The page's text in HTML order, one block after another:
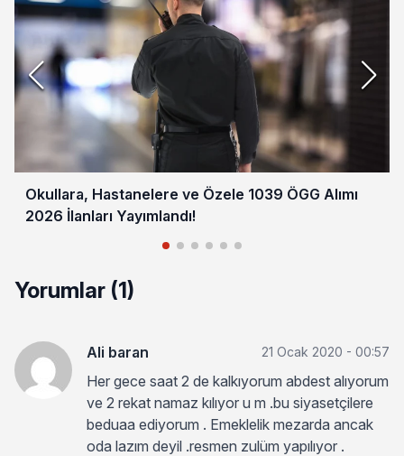
Okullara, Hastanelere ve Özele 1039 ÖGG Alımı
2026 İlanları Yayımlandı!
Yorumlar (1)
Ali baran 21 Ocak 2020 - 00:57
Her gece saat 2 de kalkıyorum abdest alıyorum
ve 2 rekat namaz kılıyor u m .bu siyasetçilere
beduaa ediyorum . Emeklelik mezarda ancak
oda lazım deyil .resmen zulüm yapılıyor .